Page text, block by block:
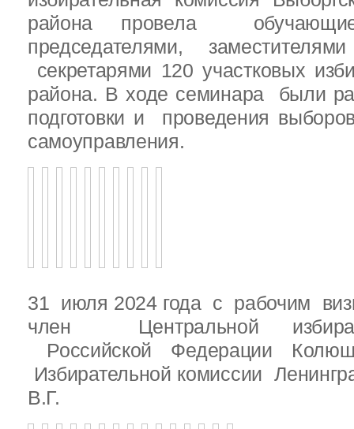
района провела
председателями,
секретарями 120 участковых
района. В ходе семинара были
подготовки и проведения
самоуправления.
31 июля 2024 года с рабочим
член Центральной
Российской Федерации
Избирательной комиссии
В.Г.